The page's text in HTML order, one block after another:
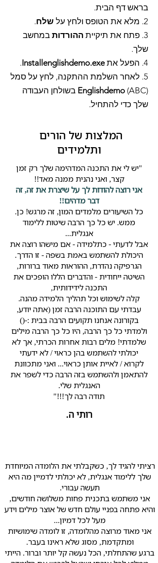
בראש דף הבית.
2. מלא את הטופס ולחץ על
שלח.
3. פתח את תיקיית
ההורדות במחשב
שלך.
4. הפעל את
Installenglishdemo.exe
.
5. לאחר השלמת ההתקנה, לחץ על סמל
Englishdemo (ABC) בשולחן העבודה
שלך כדי להתחיל.
ותלמידים
"יש לי את התכנה המדהימה שלך רק זמן
קצר, ואני נהנית ממנה מאד!!
אני רוצה להודות לך על שיצרת את זה, זה
דבר מדהים!!
כל השיעורים מלמדים המון, זה מרגש! כן.
ממש. יש כל כך הרבה שיטות ללימוד
אנגלית...
אבל לדעתי - כתלמידה - אם מישהו רוצה את
היכולת להשתמש באמת בשפה - זו הדרך.
הגרפיקה נהדרת, ההוראות מאוד ברורות,
השיטה ייחודית - והדברים הללו הופכים את
התכנה לידידותית,
קלה לשימוש וכל תהליך הלמידה מהנה.
עבדתי עם התוכנה הרבה זמן (אתה יודע,
בקורונה אנחנו תקועים הרבה בבית :-()
ולמדתי כל כך הרבה, היו כל כך הרבה מילים
שלמדתי! מלים רבות אחרות הכרתי, אך לא
יכולתי להשתמש בהן כראוי / לא ידעתי
לקרוא / לאיית אותן כראוי... ואני מתכוונת
להתאמן ולהשתמש בזה הרבה כדי לשפר את
האנגלית שלי.
תודה רבה לך!!!"
רותי ה.
רציתי להגיד לך, כשקבלתי את הלומדה המיוחדת
שלך ללימוד אנגלית, לא יכולתי לדמיין מה היא
תעשה עבורי.
אני משתמש בתכנית פחות משלושה חודשים,
והיא פתחה בפניי עולם חדש של אוצר מילים וידע
מעל לכל דמיון...​
אני מאוד מרוצה מהלומדה, זו לומדה שימושיות
ומתקדמת, מסוג שלא ראינו בעבר.
ברגע שהתחלתי, הכל נעשה קל יותר וברור. הייתי